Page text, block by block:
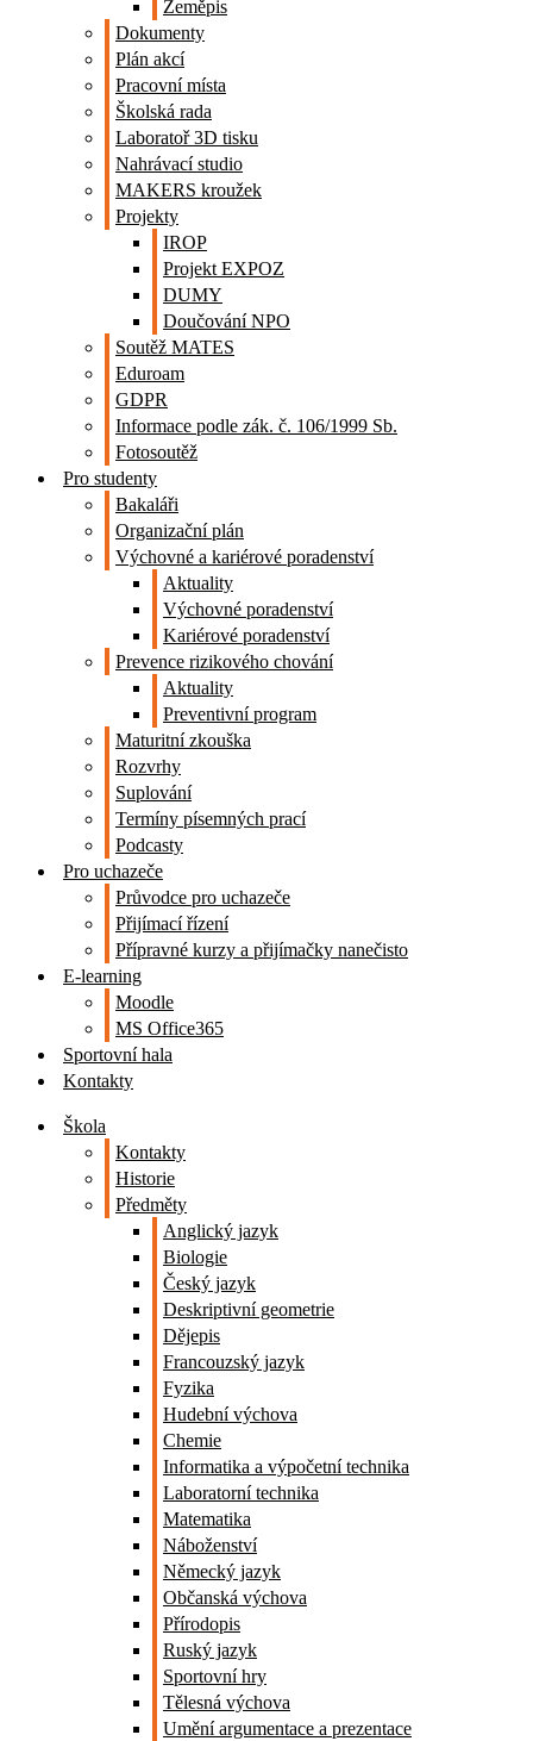
Zeměpis
Dokumenty
Plán akcí
Pracovní místa
Školská rada
Laboratoř 3D tisku
Nahrávací studio
MAKERS kroužek
Projekty
IROP
Projekt EXPOZ
DUMY
Doučování NPO
Soutěž MATES
Eduroam
GDPR
Informace podle zák. č. 106/1999 Sb.
Fotosoutěž
Pro studenty
Bakaláři
Organizační plán
Výchovné a kariérové poradenství
Aktuality
Výchovné poradenství
Kariérové poradenství
Prevence rizikového chování
Aktuality
Preventivní program
Maturitní zkouška
Rozvrhy
Suplování
Termíny písemných prací
Podcasty
Pro uchazeče
Průvodce pro uchazeče
Přijímací řízení
Přípravné kurzy a přijímačky nanečisto
E-learning
Moodle
MS Office365
Sportovní hala
Kontakty
Škola
Kontakty
Historie
Předměty
Anglický jazyk
Biologie
Český jazyk
Deskriptivní geometrie
Dějepis
Francouzský jazyk
Fyzika
Hudební výchova
Chemie
Informatika a výpočetní technika
Laboratorní technika
Matematika
Náboženství
Německý jazyk
Občanská výchova
Přírodopis
Ruský jazyk
Sportovní hry
Tělesná výchova
Umění argumentace a prezentace